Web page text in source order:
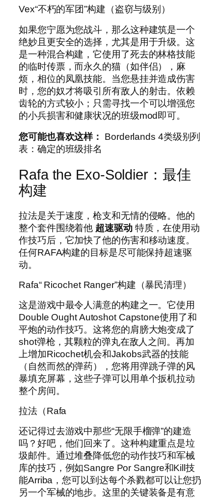
Vex“不朽的军团”构建（盗窃与级别）
如果您宁愿为您战斗，那么这种建筑是一个
绝妙且更安全的选择，尤其是用于升级。这
是一种混合构建，它使用了死去的林格技能
的临时传票，而永久的猫（如伴侣），麻
烦，相位的凤凰技能。当您悬挂并造成伤害
时，您的奴才将吸引所有敌人的射击。依赖
齿轮的方式较小；只需寻找一个可以增强您
的小兵损害和健康状况的班级mod即可。
您可能也喜欢这样：
Borderlands 4类级别列
表：确定的班级排名
Rafa the Exo-Soldier：最佳
构建
拉法是关于速度，枪支和无情的侵略。他的
整个套件围绕着他 超速驱动特质，在使用动
作技巧后，它加快了他的伤害和移动速度。
任何RAFA构建的目标是尽可能保持超速驱
动。
Rafa“ Ricochet Ranger”构建（暴民清理）
这是游戏中最令人满意的构建之一。它使用
Double Ought Autoshot Capstone使用了和
平炮的动作技巧。这将您的肩膀大炮变成了
shot弹枪，其颗粒的弹丸在敌人之间。再加
上增加Ricochet机会和Jakobs武器的技能
（自然而然的弹药），您将用弹跳子弹的风
暴填充屏幕，这些子弹可以用单个扳机拉动
整个房间。
拉法（Rafa
还记得过去游戏中那些“无限手榴弹”的建造
吗？好吧，他们回来了。这种构建重点是垃
圾邮件。通过堆叠降低您的动作技巧和军械
库的技巧，例如Sangre Por Sangre和Kill技
能Arriba，您可以到达每个杀戮都可以让您扔
另一个军械的地步。这里的关键装备是有意